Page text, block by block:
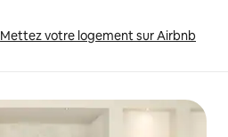
Mettez votre logement sur Airbnb